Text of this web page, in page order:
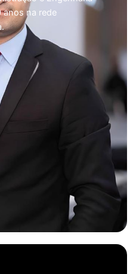
anos na rede